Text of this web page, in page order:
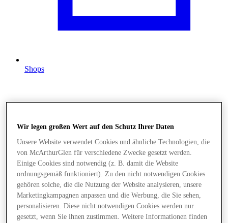
Shops
Wir legen großen Wert auf den Schutz Ihrer Daten
Unsere Website verwendet Cookies und ähnliche Technologien, die
von McArthurGlen für verschiedene Zwecke gesetzt werden.
Einige Cookies sind notwendig (z. B. damit die Website
ordnungsgemäß funktioniert). Zu den nicht notwendigen Cookies
gehören solche, die die Nutzung der Website analysieren, unsere
Marketingkampagnen anpassen und die Werbung, die Sie sehen,
personalisieren. Diese nicht notwendigen Cookies werden nur
gesetzt, wenn Sie ihnen zustimmen. Weitere Informationen finden